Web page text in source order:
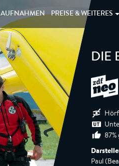
AUFNAHMEN PREISE &WEITERES
DIE
Paul